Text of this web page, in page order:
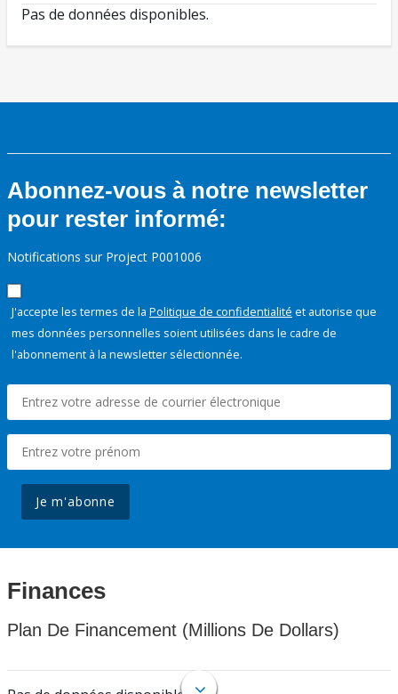
Pas de données disponibles.
Abonnez-vous à notre newsletter
pour rester informé:
Notifications sur Project P001006
J'accepte les termes de la Politique de confidentialité et autorise que
mes données personnelles soient utilisées dans le cadre de
l'abonnement à la newsletter sélectionnée.
Je m'abonne
Finances
Plan De Financement (Millions De Dollars)